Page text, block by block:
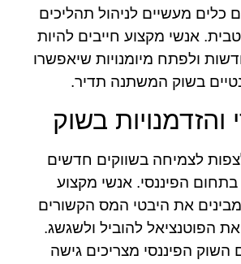
כלים מעשיים לניהול תהליכים
אנשי מקצוע חייבים להיות
ולפתח מיומנויות שיאפשרו
בשוק המשתנה תדיר.
והזדמנויות בשוק
לצמיחה בשווקים חדשים
בתחום הפיננסי. אנשי מקצוע
את היבטי המס הקשורים
הפוטנציאל להוביל ולשגשג.
הפיננסי מצריכים גישה